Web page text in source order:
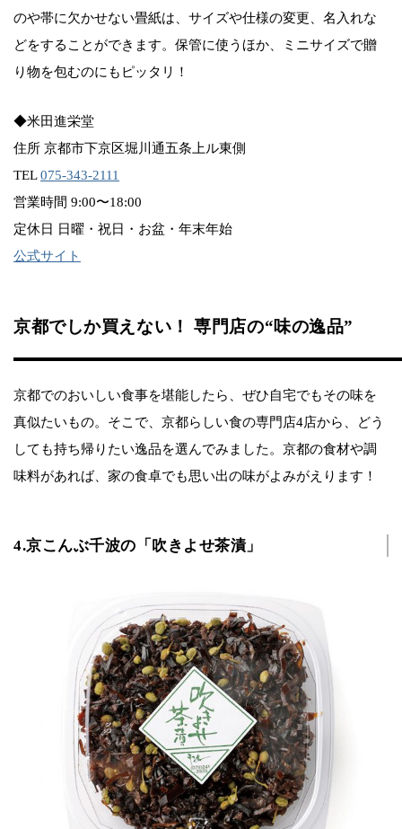
のや帯に欠かせない畳紙は、サイズや仕様の変更、名入れな
どをすることができます。保管に使うほか、ミニサイズで贈
り物を包むのにもピッタリ！
◆米田進栄堂
住所 京都市下京区堀川通五条上ル東側
TEL075-343-2111
営業時間 9:00〜18:00
定休日 日曜・祝日・お盆・年末年始
公式サイト
京都でしか買えない！ 専門店の“味の逸品”
京都でのおいしい食事を堪能したら、ぜひ自宅でもその味を
真似たいもの。そこで、京都らしい食の専門店4店から、どう
しても持ち帰りたい逸品を選んでみました。京都の食材や調
味料があれば、家の食卓でも思い出の味がよみがえります！
4.京こんぶ千波の「吹きよせ茶漬」